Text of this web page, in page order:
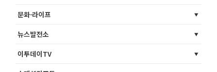
문화·라이프
뉴스발전소
이투데이TV